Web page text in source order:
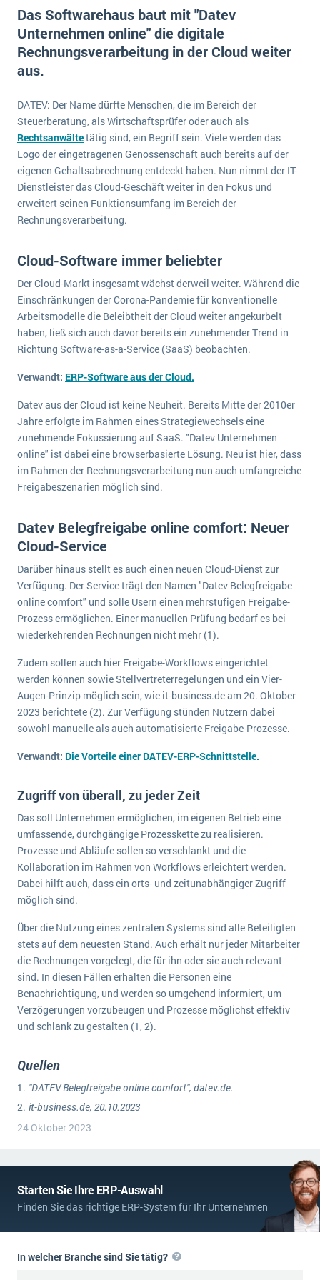
Suche
Auswertung
Service und Wartung
E-commerce
Einzelhandel
Finanzen
Handel
Handwerk
Health Care
IKT
Installation
Landwirtschaft
Medien
NGO
Lebensmittelindustrie
Logistik
Produktion
Immobilien
Textil und Mode
Vermietung
Versorgung
5 Funktionen einer ERP-Software für Konzerne
Was ist Data Mining? - Ein Leitfaden für Unternehmen
Mehr über ERP-Software
ERP Wissenszentrum
Ein WMS implementieren: Das sind die 6
wichtigsten Punkte, die es zu beachten gilt
Digitale Arbeitsaufträge in Ihrem ERP- oder FSM-System: clever und effizient
MEHR ÜBER ERP-SOFTWARE
SAP übernimmt Reltio für eine bessere
Datenintegration
SAP investiert mit zwei strategischen Übernahmen in Enterprise-KI
ERP-Trends in der Produktion
Offene Stellen bei ERP-Lieferanten
Über uns
DSGVO/GDPR
Kontakt
Das Softwarehaus baut mit "Datev
Unternehmen online" die digitale
Rechnungsverarbeitung in der Cloud weiter
aus.
DATEV: Der Name dürfte Menschen, die im Bereich der
Steuerberatung, als Wirtschaftsprüfer oder auch als
Rechtsanwältetätig sind, ein Begriff sein. Viele werden das
Logo der eingetragenen Genossenschaft auch bereits auf der
eigenen Gehaltsabrechnung entdeckt haben. Nun nimmt der IT-
Dienstleister das Cloud-Geschäft weiter in den Fokus und
erweitert seinen Funktionsumfang im Bereich der
Rechnungsverarbeitung.
Cloud-Software immer beliebter
Der Cloud-Markt insgesamt wächst derweil weiter. Während die
Einschränkungen der Corona-Pandemie für konventionelle
Arbeitsmodelle die Beleibtheit der Cloud weiter angekurbelt
haben, ließ sich auch davor bereits ein zunehmender Trend in
Richtung Software-as-a-Service (SaaS) beobachten.
Verwandt: ERP-Software aus der Cloud.
Datev aus der Cloud ist keine Neuheit. Bereits Mitte der 2010er
Jahre erfolgte im Rahmen eines Strategiewechsels eine
zunehmende Fokussierung auf SaaS. "Datev Unternehmen
online" ist dabei eine browserbasierte Lösung. Neu ist hier, dass
im Rahmen der Rechnungsverarbeitung nun auch umfangreiche
Freigabeszenarien möglich sind.
Datev Belegfreigabe online comfort: Neuer
Cloud-Service
Darüber hinaus stellt es auch einen neuen Cloud-Dienst zur
Verfügung. Der Service trägt den Namen "Datev Belegfreigabe
online comfort" und solle Usern einen mehrstufigen Freigabe-
Prozess ermöglichen. Einer manuellen Prüfung bedarf es bei
wiederkehrenden Rechnungen nicht mehr (1).
Zudem sollen auch hier Freigabe-Workflows eingerichtet
werden können sowie Stellvertreterregelungen und ein Vier-
Augen-Prinzip möglich sein, wie it-business.de am 20. Oktober
2023 berichtete (2). Zur Verfügung stünden Nutzern dabei
sowohl manuelle als auch automatisierte Freigabe-Prozesse.
Verwandt: Die Vorteile einer DATEV-ERP-Schnittstelle.
Zugriff von überall, zu jeder Zeit
Das soll Unternehmen ermöglichen, im eigenen Betrieb eine
umfassende, durchgängige Prozesskette zu realisieren.
Prozesse und Abläufe sollen so verschlankt und die
Kollaboration im Rahmen von Workflows erleichtert werden.
Dabei hilft auch, dass ein orts- und zeitunabhängiger Zugriff
möglich sind.
Über die Nutzung eines zentralen Systems sind alle Beteiligten
stets auf dem neuesten Stand. Auch erhält nur jeder Mitarbeiter
die Rechnungen vorgelegt, die für ihn oder sie auch relevant
sind. In diesen Fällen erhalten die Personen eine
Benachrichtigung, und werden so umgehend informiert, um
Verzögerungen vorzubeugen und Prozesse möglichst effektiv
und schlank zu gestalten (1, 2).
Quellen
"DATEV Belegfreigabe online comfort", datev.de.
it-business.de, 20.10.2023
24 Oktober 2023
Starten Sie Ihre ERP-Auswahl
Finden Sie das richtige ERP-System für Ihr Unternehmen
In welcher Branche sind Sie tätig?